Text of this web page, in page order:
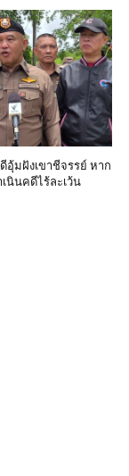
อุ้มฝังเขาชีจรรย์ หาก
นินคดีไร้ละเว้น